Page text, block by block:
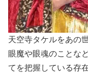
天空寺タケルをあの
眼魔や眼魂のことな
てを把握している存在